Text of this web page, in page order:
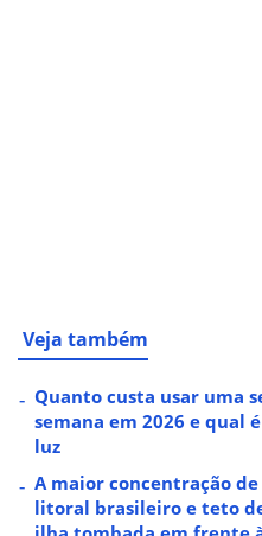
Veja também
Quanto custa usar uma
semana em 2026 e qual
luz
A maior concentração
litoral brasileiro e teto